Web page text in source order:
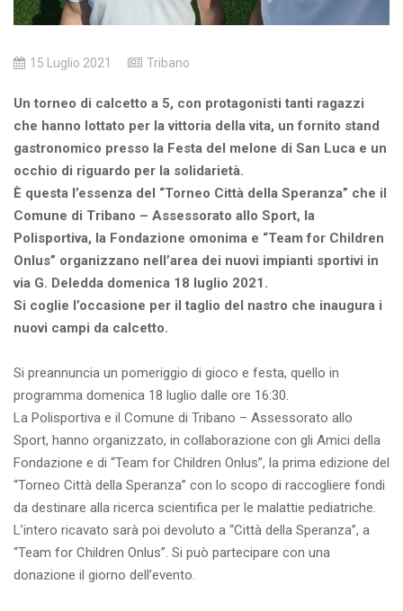
15 Luglio 2021 Tribano
Un torneo di caIcetto a 5, con protagonisti tanti ragazzi
che hanno lottato per la vittoria della vita, un fornito stand
gastronomico presso la Festa del melone di San Luca e un
occhio di riguardo per la solidarietà.
È questa l’essenza del “Torneo Città della Speranza” che il
Comune di Tribano – Assessorato allo Sport, la
Polisportiva, la Fondazione omonima e “Team for Children
Onlus” organizzano nell’area dei nuovi impianti sportivi in
via G. Deledda domenica 18 luglio 2021.
Si coglie l’occasione per il taglio del nastro che inaugura i
nuovi campi da calcetto.
Si preannuncia un pomeriggio di gioco e festa, quello in
programma domenica 18 luglio dalle ore 16:30.
La Polisportiva e il Comune di Tribano – Assessorato allo
Sport, hanno organizzato, in collaborazione con gli Amici della
Fondazione e di “Team for Children Onlus”, la prima edizione del
“Torneo Città della Speranza” con lo scopo di raccogliere fondi
da destinare alla ricerca scientifica per le malattie pediatriche.
L’intero ricavato sarà poi devoluto a “Città della Speranza”, a
“Team for Children Onlus”. Si può partecipare con una
donazione il giorno dell’evento.